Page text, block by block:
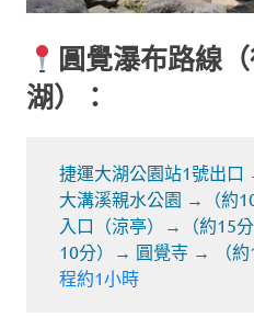
圓覺瀑布路線
湖）：
捷運大湖公園站1號出
大溝溪親水公園 →（約
入口（涼亭）→（約15
10分）→ 圓覺寺 → （
程約1小時